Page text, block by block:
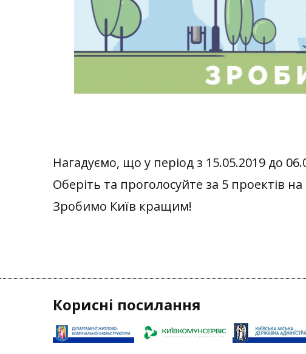
Нагадуємо, що у період з 15.05.2019 до
Оберіть та проголосуйте за 5 проектів на
Зробимо Київ кращим!
Корисні посилання